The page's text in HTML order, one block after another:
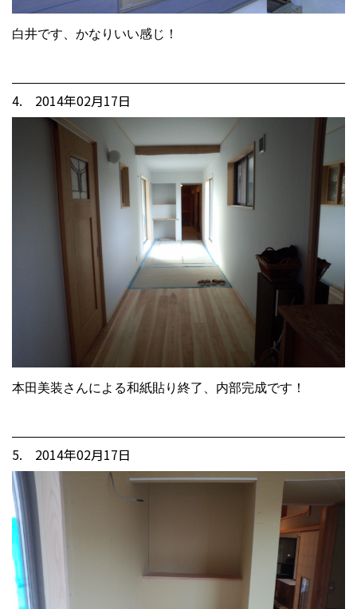
白井です、かなりいい感じ！
4. 2014年02月17日
本田美装さんによる和紙貼り終了、内部完成です！
5. 2014年02月17日